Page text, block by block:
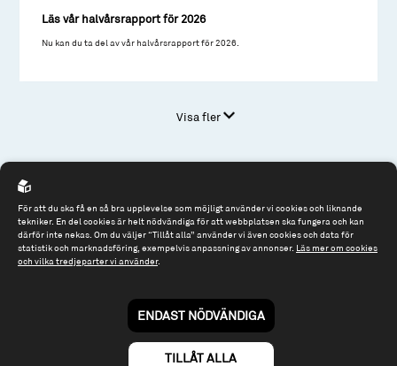
Läs vår halvårsrapport för 2026
Nu kan du ta del av vår halvårsrapport för 2026.
Visa fler
114 57 Stockholm
Org.nr: 556614-2906
Tel: 08 - 545 813 40
För att du ska få en så bra upplevelse som möjligt använder vi cookies och liknande
tekniker. En del cookies är helt nödvändiga för att webbplatsen ska fungera och kan
därför inte nekas. Om du väljer “Tillåt alla” använder vi även cookies och data för
statistik och marknadsföring, exempelvis anpassning av annonser. Läs mer om cookies
och vilka tredjeparter vi använder.
ENDAST NÖDVÄNDIGA
TILLÅT ALLA